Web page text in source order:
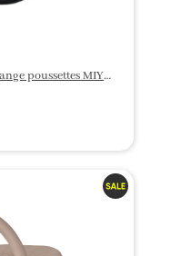
my junior pneu à chambre à air de rechange poussettes MIYO / SIENNA / VITA / VITA 2 / VITA unique 2 / VITA unique 3